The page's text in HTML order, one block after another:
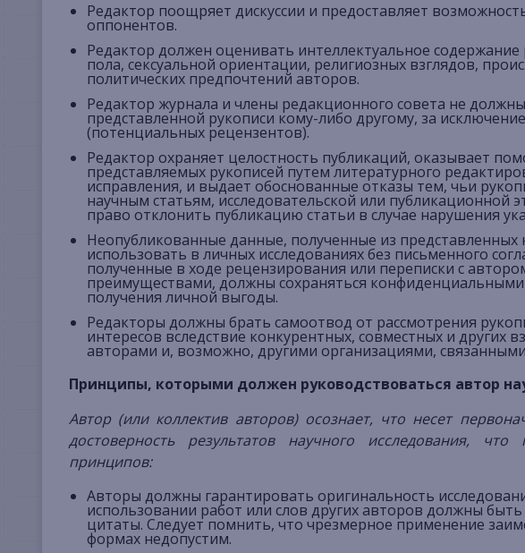
Редактор поощряет дискуссии и предоставляет
оппонентов.
Редактор должен оценивать интеллектуальное содержание
пола, сексуальной ориентации, религиозных взглядов,
политических предпочтений авторов.
Редактор журнала и члены редакционного совета не
представленной рукописи кому-либо другому, за
(потенциальных рецензентов).
Редактор охраняет целостность публикаций, оказывает
представляемых рукописей путем литературного
исправления, и выдает обоснованные отказы тем, чьи
научным статьям, исследовательской или публикационной
право отклонить публикацию статьи в случае нарушения
Неопубликованные данные, полученные из представленных
использовать в личных исследованиях без письменного
полученные в ходе рецензирования или переписки с
преимуществами, должны сохраняться конфиденциальными
получения личной выгоды.
Редакторы должны брать самоотвод от рассмотрения
интересов вследствие конкурентных, совместных и других
авторами и, возможно, другими организациями,
Принципы, которыми должен руководствоваться автор
Автор (или коллектив авторов) осознает, что несет
достоверность результатов научного исследования,
принципов:
Авторы должны гарантировать оригинальность
использовании работ или слов других авторов должны
цитаты. Следует помнить, что чрезмерное применение
формах недопустим.